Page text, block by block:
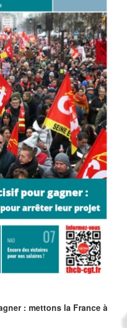
: mettons la France à